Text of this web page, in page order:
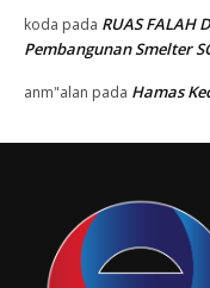
koda pada RUAS FALAH
Pembangunan Smelter
anm"alan pada Hamas